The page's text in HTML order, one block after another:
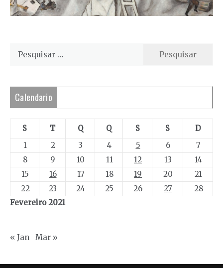
Pesquisar
Calendario
Fevereiro 2021
S T Q Q S S
D
1
2 3 4 5 6
7
8
9 10 11 12 13
14
15
16 17 18 19 20
21
22
23 24 25 26 27 28
« Jan Mar »